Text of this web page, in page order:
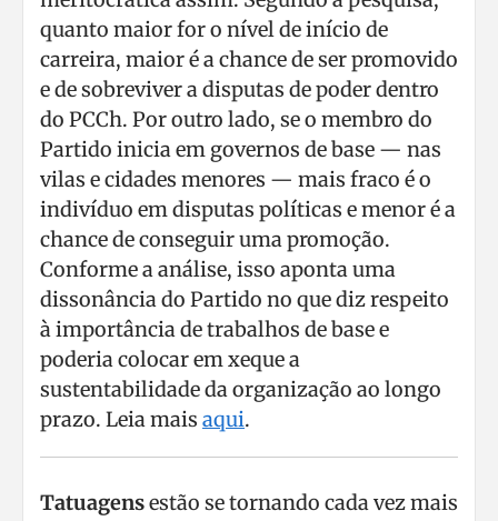
quanto maior for o nível de início de
carreira, maior é a chance de ser promovido
e de sobreviver a disputas de poder dentro
do PCCh. Por outro lado, se o membro do
Partido inicia em governos de base — nas
vilas e cidades menores — mais fraco é o
indivíduo em disputas políticas e menor é a
chance de conseguir uma promoção.
Conforme a análise, isso aponta uma
dissonância do Partido no que diz respeito
à importância de trabalhos de base e
poderia colocar em xeque a
sustentabilidade da organização ao longo
prazo. Leia mais aqui.
Tatuagensestão se tornando cada vez mais